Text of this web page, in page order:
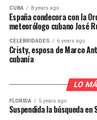
CUBA 8 years ago
España condecora con la
meteorólogo cubano José
CELEBRIDADES 6 years ago
Cristy, esposa de Marco
cubanía
LO
FLORIDA 5 years ago
Suspendida la búsqueda